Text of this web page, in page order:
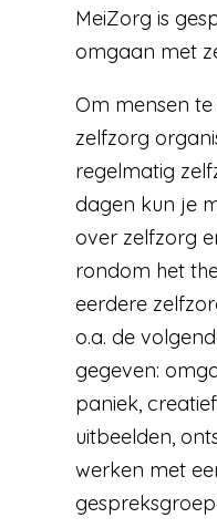
MeiZorg is
omgaan met
Om mensen
zelfzorg
regelmatig
dagen kun je
over zelfzorg
rondom het
eerdere
o.a. de
gegeven:
paniek,
uitbeelden,
werken met